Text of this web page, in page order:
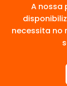
A nossa
necessita no